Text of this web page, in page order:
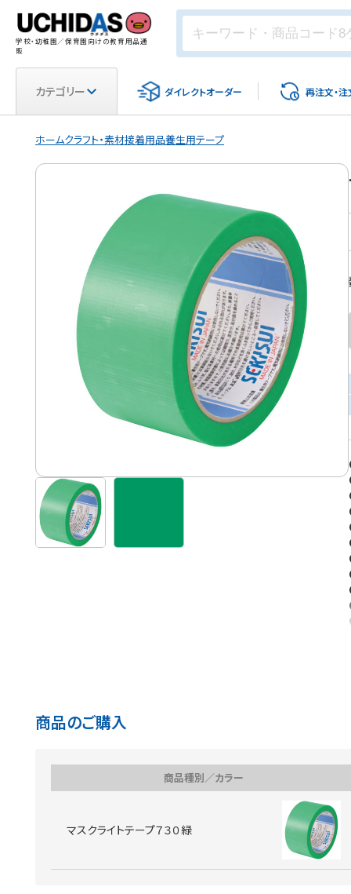
学校・幼稚園／保育園向けの教育用品通
販
カテゴリー ダイレクトオーダー 再注文・注
ホームクラフト・素材接着用品養生用テープ
商品のご購入
商品種別／カラー
マスクライトテープ７３０緑